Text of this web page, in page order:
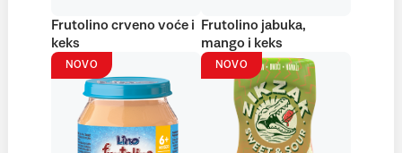
Frutolino crveno voće i
keks
Frutolino jabuka,
mango i keks
NOVO NOVO